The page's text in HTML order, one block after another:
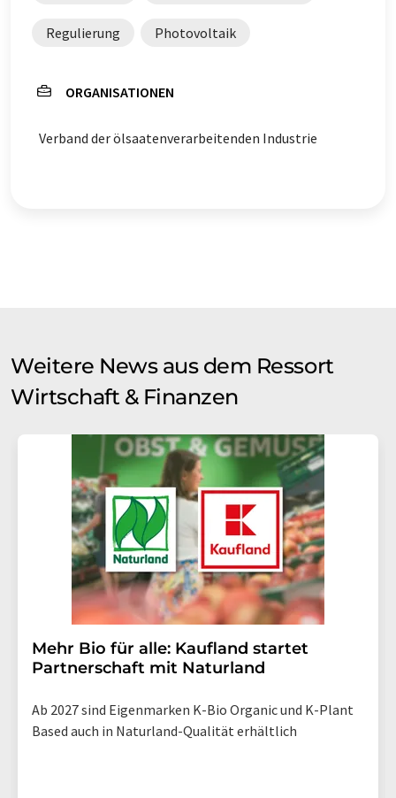
Regulierung Photovoltaik
ORGANISATIONEN
Verband der ölsaatenverarbeitenden Industrie
Weitere News aus dem Ressort
Wirtschaft & Finanzen
Mehr Bio für alle: Kaufland startet
Partnerschaft mit Naturland
Ab 2027 sind Eigenmarken K-Bio Organic und K-Plant
Based auch in Naturland-Qualität erhältlich